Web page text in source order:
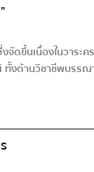
นเนื่องในวาร
งด้านวิชาชีพบร